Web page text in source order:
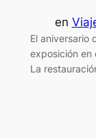
en
El aniversario
exposición en
La